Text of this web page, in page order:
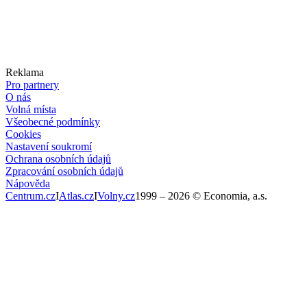
Reklama
Pro partnery
O nás
Volná místa
Všeobecné podmínky
Cookies
Nastavení soukromí
Ochrana osobních údajů
Zpracování osobních údajů
Nápověda
Centrum.czIAtlas.czIVolny.cz1999 – 2026 © Economia, a.s.